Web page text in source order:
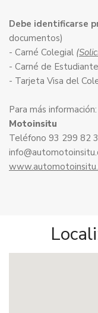
Debe identificarse
documentos)
- Carné Colegial
- Carné de
- Tarjeta Visa del
Para más información:
Motoinsitu
Teléfono 93 299 82